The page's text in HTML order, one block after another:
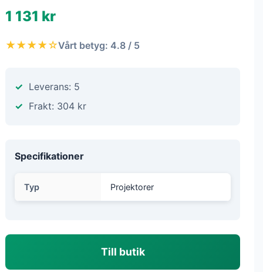
1 131 kr
★★★★☆Vårt betyg: 4.8 / 5
Leverans: 5
Frakt: 304 kr
Specifikationer
Typ Projektorer
Till butik